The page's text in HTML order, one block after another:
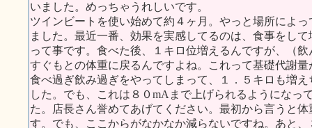
いました。めっちゃうれしいです。
ツインビートを使い始めて約４ヶ月。やっと場所によ
ました。最近一番、効果を実感してるのは、食事をし
って事です。食べた後、１キロ位増えるんですが、（
すぐもとの体重に戻るんですよね。これって基礎代謝
食べ過ぎ飲み過ぎをやってしまって、１．５キロも増
した。でも、これは８０mAまで上げられるようになっ
た。店長さん誉めてあげてください。最初から言うと
す。でも、ここからがなかなか減らないですね。あと